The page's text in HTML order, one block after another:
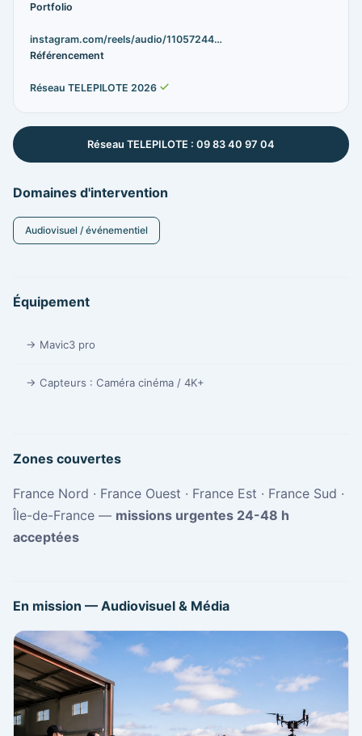
Domaines d'intervention
Audiovisuel / événementiel
Équipement
→ Mavic3 pro
→ Capteurs : Caméra cinéma / 4K+
Zones couvertes
France Nord · France Ouest · France Est · France Sud ·
Île-de-France — missions urgentes 24-48 h
acceptées
En mission — Audiovisuel & Média
Portfolio
instagram.com/reels/audio/11057244…
Référencement
Réseau TELEPILOTE 2026
Réseau TELEPILOTE : 09 83 40 97 04